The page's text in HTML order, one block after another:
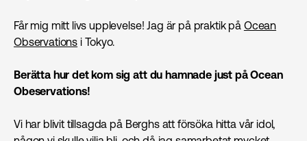
Får mig mitt livs upplevelse! Jag är på praktik på Ocean
Observations i Tokyo.
Berätta hur det kom sig att du hamnade just på Ocean
Obeservations!
Vi har blivit tillsagda på Berghs att försöka hitta vår idol,